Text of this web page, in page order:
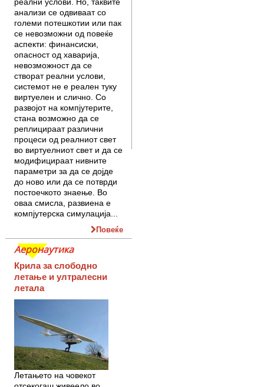
анализи се одвиваат со
големи потешкотии или пак
се невозможни од повеќе
аспекти: финансиски,
опасност од хаварија,
невозможност да се
створат реални услови,
системот не е реален туку
виртуелен и слично. Со
развојот на компјутерите,
стана возможно да се
реплицираат различни
процеси од реал­ниот свет
во виртуелниот свет и да се
модифицираат нивните
параметри за да се дојде
до ново или да се пот­врди
постоечкото знаење. Во
оваа смисла, развиена е
компјутерска симулација...
Повеќе
Аеронаутика
Крила за слободно
летање и ултралесни
летала
Летањето на човекот